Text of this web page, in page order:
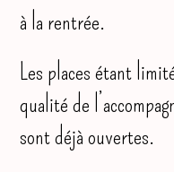
à la rentrée.
Les places étant
qualité de
sont déjà ouvertes.